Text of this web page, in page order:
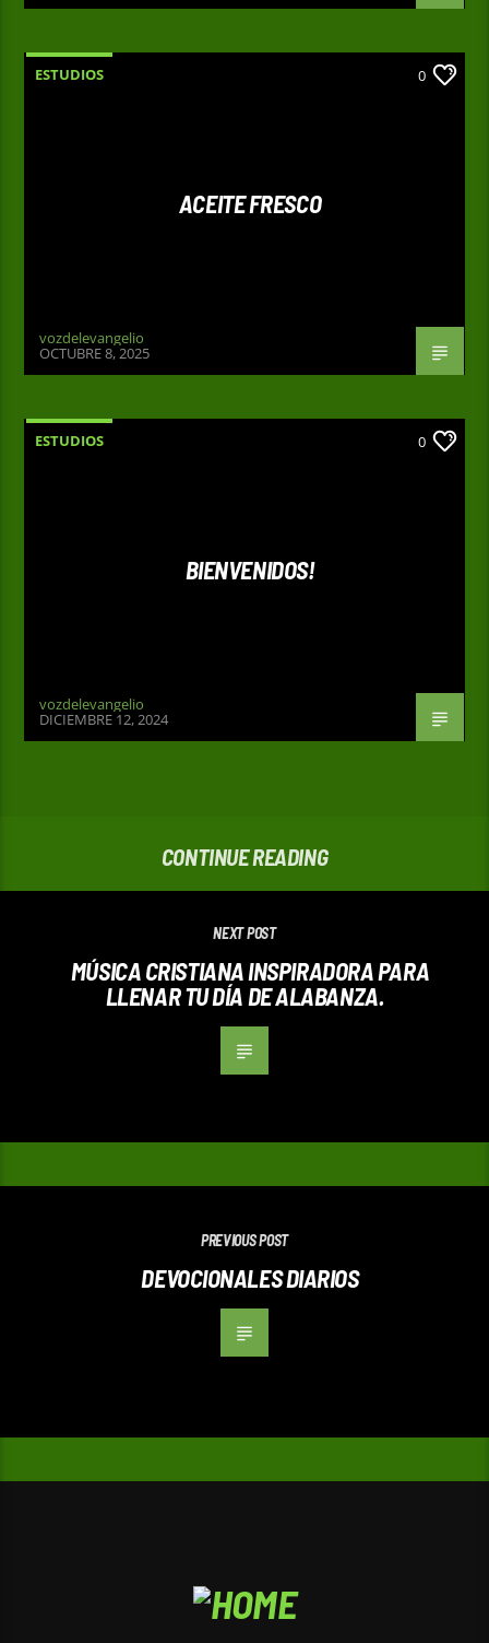
ESTUDIOS 0
ACEITE FRESCO
vozdelevangelio
OCTUBRE 8, 2025
ESTUDIOS 0
BIENVENIDOS!
vozdelevangelio
DICIEMBRE 12, 2024
CONTINUE READING
NEXT POST
MÚSICA CRISTIANA INSPIRADORA PARA
LLENAR TU DÍA DE ALABANZA.
PREVIOUS POST
DEVOCIONALES DIARIOS